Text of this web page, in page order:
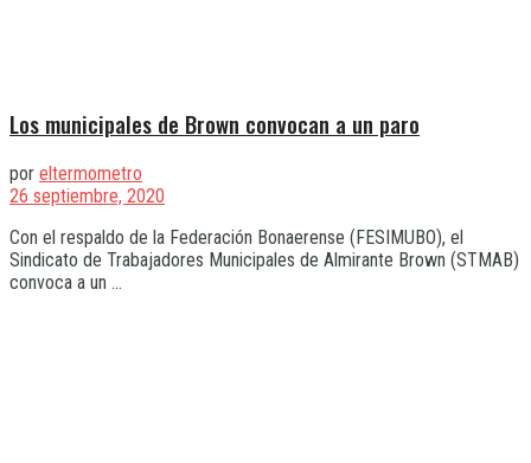
Los municipales de Brown convocan a un paro
por eltermometro
26 septiembre, 2020
Con el respaldo de la Federación Bonaerense (FESIMUBO), el
Sindicato de Trabajadores Municipales de Almirante Brown (STMAB)
convoca a un ...